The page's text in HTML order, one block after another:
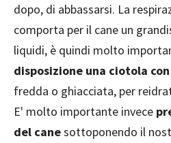
dopo, di abbassarsi. La
comporta per il cane un
liquidi, è quindi molto
disposizione una ciotola
fredda o ghiacciata, per
E' molto importante invece
del canesottoponendo il